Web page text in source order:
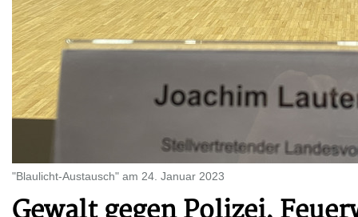
"Blaulicht-Austausch" am 24. Januar 2023